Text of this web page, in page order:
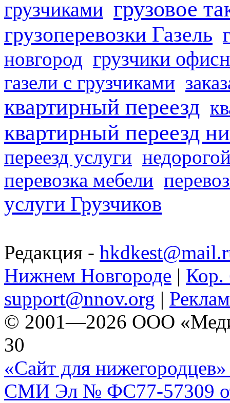
грузчиками грузовое
грузоперевозки Газель
новгород грузчики
газели с грузчиками
квартирный переезд
квартирный переезд
переезд услуги
перевозка мебели
услуги Грузчиков
Редакция -
Нижнем Новгороде | Кор.
support@nnov.org |
© 2001—2026 ООО
30
«Сайт для нижегородцев»
СМИ Эл № ФС77-57309